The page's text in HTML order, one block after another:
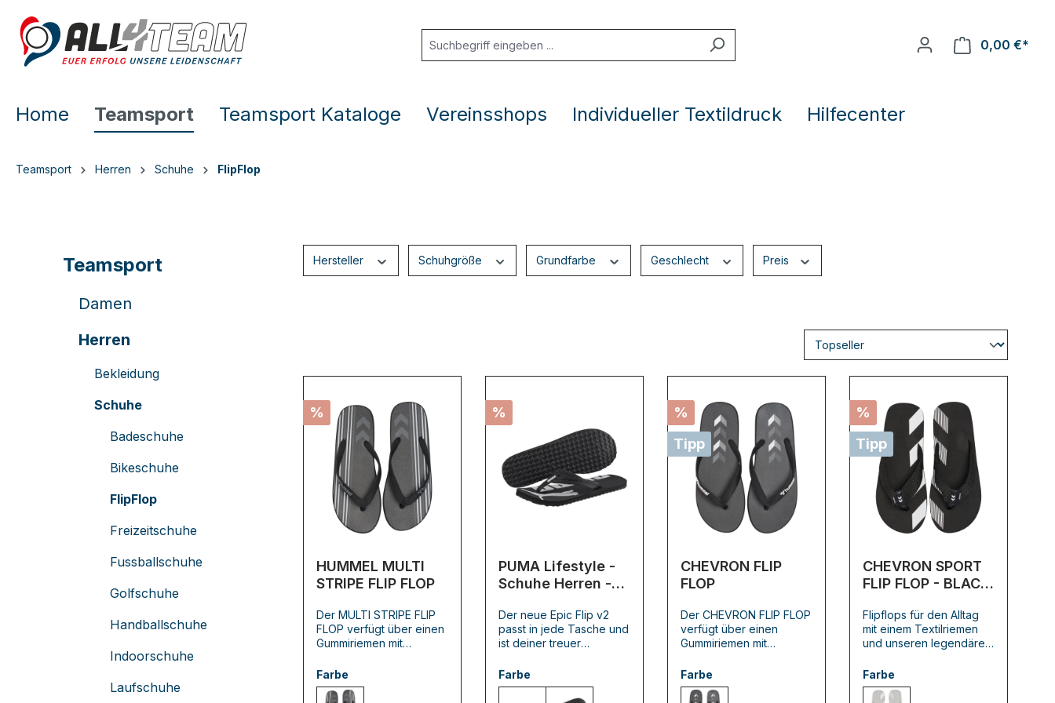
springen Zur Hauptnavigation springen
0,00 €*
Home Teamsport Teamsport Kataloge Vereinsshops Individueller Textildruck Hilfecenter
Teamsport Herren Schuhe FlipFlop
Teamsport
Damen
Herren
Bekleidung
Schuhe
Badeschuhe
Bikeschuhe
FlipFlop
Freizeitschuhe
Fussballschuhe
Golfschuhe
Handballschuhe
Indoorschuhe
Laufschuhe
Hersteller Schuhgröße Grundfarbe Geschlecht Preis
%
HUMMEL MULTI
STRIPE FLIP FLOP
Der MULTI STRIPE FLIP
FLOP verfügt über einen
Gummiriemen mit
sportlichen Design. Die
wasserabweisenden
hummel® Badeschlappen
Farbe
%
PUMA Lifestyle -
Schuhe Herren -
v2 Zehentrenner
Der neue Epic Flip v2
passt in jede Tasche und
ist deiner treuer
Sommer.
Farbe
%
Tipp
CHEVRON FLIP
FLOP
Der CHEVRON FLIP FLOP
verfügt über einen
Gummiriemen mit
sportlichen Design. Die
wasserabweisenden
hummel® Badeschlappen
Farbe
%
Tipp
CHEVRON SPORT
FLIP FLOP - BLACK
Flipflops für den Alltag
mit einem Textilriemen
und unseren legendären
Obermaterial der EVA-
Laufsohle. Die
wasserfesten Flipflops
Farbe